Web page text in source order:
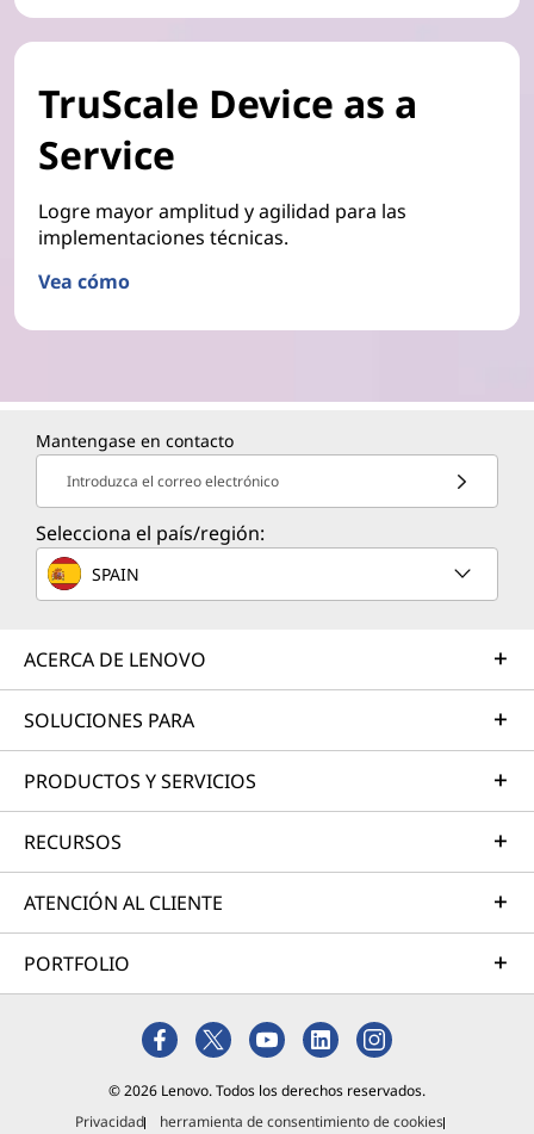
TruScale Device as a
Service
Logre mayor amplitud y agilidad para las
implementaciones técnicas.
Vea cómo
Mantengase en contacto
Introduzca el correo electrónico
Selecciona el país/región:
SPAIN
ACERCA DE LENOVO
SOLUCIONES PARA
PRODUCTOS Y SERVICIOS
RECURSOS
ATENCIÓN AL CLIENTE
PORTFOLIO
© 2026 Lenovo. Todos los derechos reservados.
Privacidad
herramienta de consentimiento de cookies